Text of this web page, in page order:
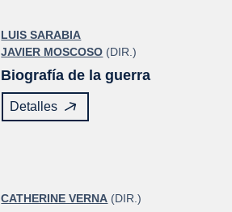
LUIS SARABIA
JAVIER MOSCOSO (DIR.)
Biografía de la guerra
Detalles
CATHERINE VERNA (DIR.)